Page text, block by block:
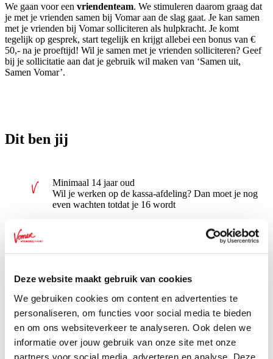
Deze website maakt gebruik van cookies
We gebruiken cookies om content en advertenties te
personaliseren, om functies voor social media te bieden
en om ons websiteverkeer te analyseren. Ook delen we
informatie over jouw gebruik van onze site met onze
partners voor social media, adverteren en analyse. Deze
We gaan voor een vriendenteam. We stimuleren daarom graag dat
je met je vrienden samen bij Vomar aan de slag gaat. Je kan samen
met je vrienden bij Vomar solliciteren als hulpkracht. Je komt
tegelijk op gesprek, start tegelijk en krijgt allebei een bonus van €
50,- na je proeftijd! Wil je samen met je vrienden solliciteren? Geef
bij je sollicitatie aan dat je gebruik wil maken van ‘Samen uit,
Samen Vomar’.
Dit ben jij
Minimaal 14 jaar oud
Wil je werken op de kassa-afdeling? Dan moet je nog
even wachten totdat je 16 wordt
Beschikbaar tussen de 2 en 8 uur per week
Wil je meer uren werken? Dat kun je altijd bespreken
met je leidinggevende
Lekker naast je school aan het werk. Dus ’s avonds, in
Enthousiast, energiek en je hebt er plezier in om in een
gezellig team te werken aan een topprestatie voor je
klant